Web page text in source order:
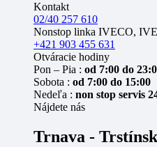
Kontakt
02/40 257 610
Nonstop linka IVECO,
+421 903 455 631
Otváracie hodiny
Pon – Pia : od 7:00 do
Sobota : od 7:00 do 15:00
Nedeľa : non stop servis
Nájdete nás
Trnava -